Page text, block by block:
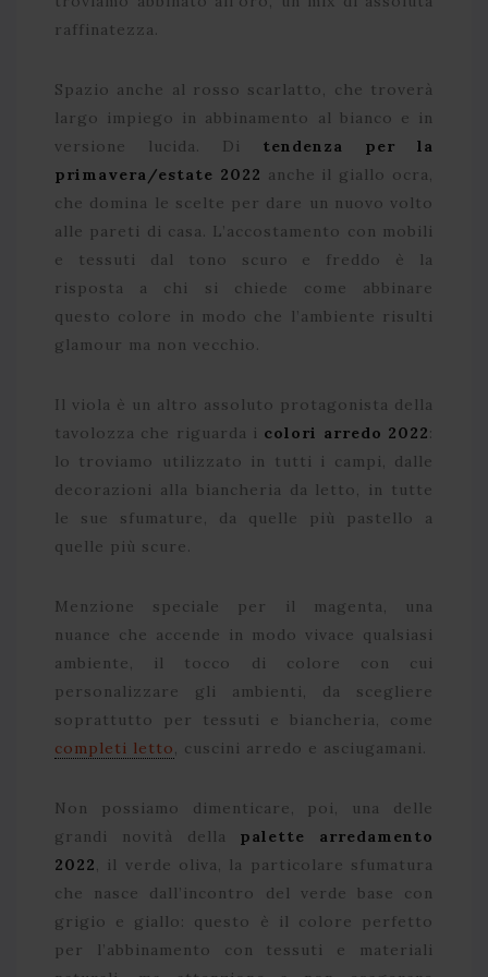
raffinatezza.
Spazio anche al rosso scarlatto, che troverà
largo impiego in abbinamento al bianco e in
versione lucida. Di tendenza per la
primavera/estate 2022 anche il giallo ocra,
che domina le scelte per dare un nuovo volto
alle pareti di casa. L’accostamento con mobili
e tessuti dal tono scuro e freddo è la
risposta a chi si chiede come abbinare
questo colore in modo che l’ambiente risulti
glamour ma non vecchio.
Il viola è un altro assoluto protagonista della
tavolozza che riguarda i colori arredo 2022:
lo troviamo utilizzato in tutti i campi, dalle
decorazioni alla biancheria da letto, in tutte
le sue sfumature, da quelle più pastello a
quelle più scure.
Menzione speciale per il magenta, una
nuance che accende in modo vivace qualsiasi
ambiente, il tocco di colore con cui
personalizzare gli ambienti, da scegliere
soprattutto per tessuti e biancheria, come
completi letto, cuscini arredo e asciugamani.
Non possiamo dimenticare, poi, una delle
grandi novità della palette arredamento
2022, il verde oliva, la particolare sfumatura
che nasce dall’incontro del verde base con
grigio e giallo: questo è il colore perfetto
per l’abbinamento con tessuti e materiali